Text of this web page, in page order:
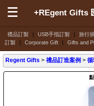
禮品訂製 | USB手指訂製 | 旅行
訂製
| Corporate Gift | Gifts and
+REgent Gifts
Regent Gifts >禮品訂造案例 >